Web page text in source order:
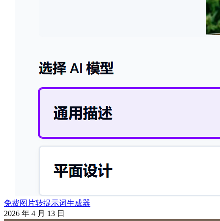
免费图片转提示词生成器
2026 年 4 月 13 日